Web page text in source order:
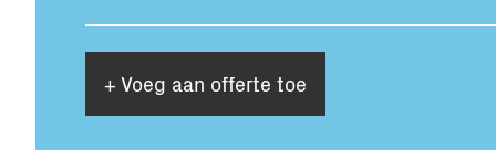
+ Voeg aan offerte toe